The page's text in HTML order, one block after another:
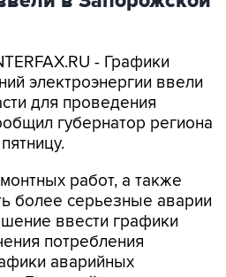
- Графики
для проведения
губернатор региона
работ, а также
ввести графики
потребления
аварийных
Балицкий в своем